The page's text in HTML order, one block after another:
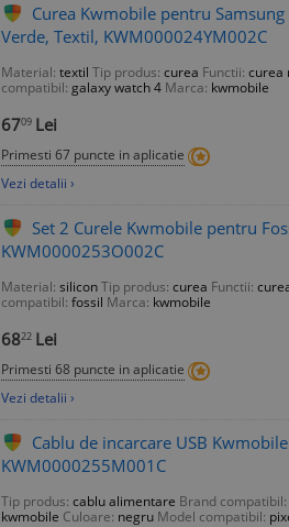
Curea Kwmobile pentru
Verde, Textil, KWM000024YM002C
Material: textil Tip produs: curea Functii: curea
compatibil: galaxy watch 4 Marca: kwmobile
6709 Lei
Primesti 67 puncte in aplicatie
Vezi detalii ›
Set 2 Curele Kwmobile pentru
KWM0000253O002C
Material: siliconTip produs: curea Functii:
compatibil: fossil Marca: kwmobile
6822 Lei
Primesti 68 puncte in aplicatie
Vezi detalii ›
Cablu de incarcare USB
KWM0000255M001C
Tip produs: cablu alimentare Brand compatibil:
kwmobile Culoare: negru Model compatibil: